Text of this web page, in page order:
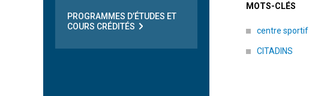
MOTS-CLÉS
centre sportif
CITADINS
PROGRAMMES D’ÉTUDES ET
COURS CRÉDITÉS